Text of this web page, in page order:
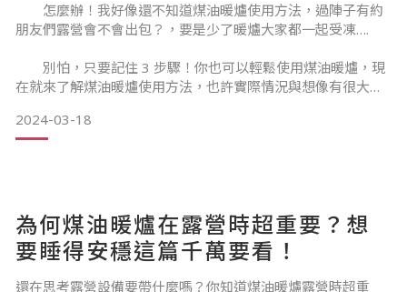
1-1對流式 TOYOTOMI 煤油暖爐
怎麼辦！我好像還不知道煤油暖爐使用方法，過陣子有約
朋友們露營會不會出包？，要是少了暖爐大家都一起受凍….
別怕，只要記住 3 步驟！你也可以輕鬆使用煤油暖爐，現
在就來了解煤油暖爐使用方法，也許實際情況與想像有很大不
聽說煤油暖爐使用方法很簡單？只要謹記 3 步驟女生也能輕鬆
煤油暖爐使用方法真的難？
2024-03-18
為何煤油暖爐在露營時超重要？想
要睡得安穩這篇千萬要看！
還在思考露營設備要帶什麼嗎？你知道煤油暖爐露營時超重